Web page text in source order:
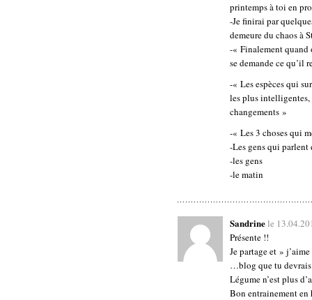
printemps à toi en
-Je finirai par
demeure du chaos à
-« Finalement quand
se demande ce qu’il
-« Les espèces qui
les plus intelligentes,
changements »
-« Les 3 choses qui
-Les gens qui parlent
-les gens
-le matin
Sandrinele
Présente !!
Je partage et »
…blog que tu devrais
Légume n’est plus
Bon entrainement en